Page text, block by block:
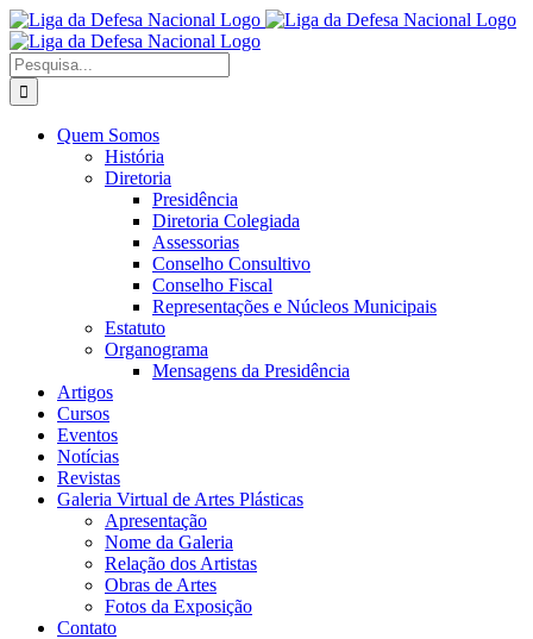
Ir
para
o
conteúdo
Facebook
X
Instagram
Procurar
por:
Quem Somos
História
Diretoria
Presidência
Diretoria Colegiada
Assessorias
Conselho Consultivo
Conselho Fiscal
Representações e Núcleos Municipais
Estatuto
Organograma
Mensagens da Presidência
Artigos
Cursos
Eventos
Notícias
Revistas
Galeria Virtual de Artes Plásticas
Apresentação
Nome da Galeria
Relação dos Artistas
Obras de Artes
Fotos da Exposição
Contato